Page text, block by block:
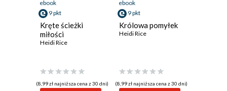
ebook
9 pkt
Kręte ścieżki
miłości
Heidi Rice
(8,99 zł najniższa cena z 30 dni)
ebook
9 pkt
Królowa pomyłek
Heidi Rice
(8,99 zł najniższa cena z 30 dni)